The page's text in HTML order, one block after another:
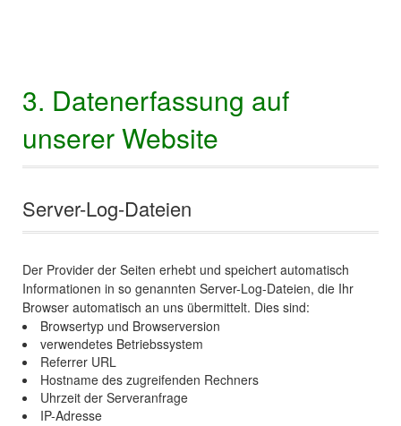
3. Datenerfassung auf
unserer Website
Server-Log-Dateien
Der Provider der Seiten erhebt und speichert automatisch
Informationen in so genannten Server-Log-Dateien, die Ihr
Browser automatisch an uns übermittelt. Dies sind:
Browsertyp und Browserversion
verwendetes Betriebssystem
Referrer URL
Hostname des zugreifenden Rechners
Uhrzeit der Serveranfrage
IP-Adresse